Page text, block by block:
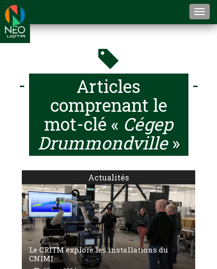
Articles
comprenant le
mot-clé « Cégep
Drummondville»
Actualités
Le CRITM explore les installations du
CNIMI